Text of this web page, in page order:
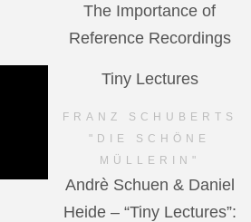
The Importance of
Reference Recordings
Tiny Lectures
FRANZ SCHUBERTS
"DIE SCHÖNE
MÜLLERIN"
Andrè Schuen & Daniel
Heide – “Tiny Lectures”: